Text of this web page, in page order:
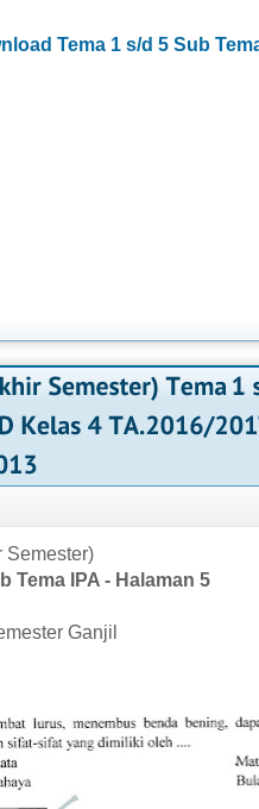
Tema 1 s/d 5 Sub
Semester)
Tema IPA - Halaman 5
Ganjil